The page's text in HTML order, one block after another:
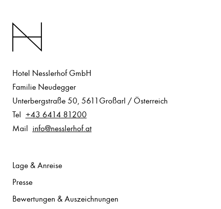
Hotel Nesslerhof GmbH
Familie Neudegger
Unterbergstraße 50, 5611 Großarl / Österreich
Tel +43 6414 81200
Mail info@nesslerhof.at
Lage & Anreise
Presse
Bewertungen & Auszeichnungen